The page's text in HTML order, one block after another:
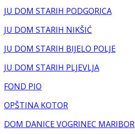
JU DOM STARIH PODGORICA
JU DOM STARIH NIKŠIĆ
JU DOM STARIH BIJELO POLJE
JU DOM STARIH PLJEVLJA
FOND PIO
OPŠTINA KOTOR
DOM DANICE VOGRINEC MARIBOR